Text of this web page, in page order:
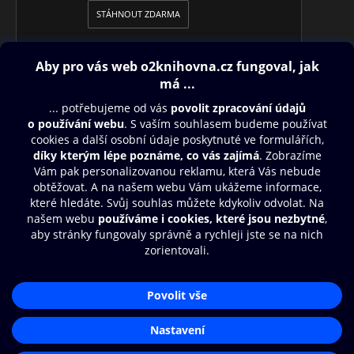
MAGAZÍN + TVČtení na celý víkend pro čtenáře všech
STÁHNOUT ZDARMA
Obsah ke stažení
Moje O2 Knihovna
Další zábava
© O2 Czech Republic a.s.
Přístupnost
Zásady zpracování osobních údajůAplikace O2 Knihovna
Čti a poslouchej své e-knihy a
audioknihy rychleji a pohodlněji.